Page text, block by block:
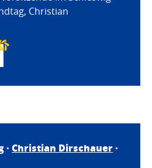
Christian
· Christian Dirschauer·